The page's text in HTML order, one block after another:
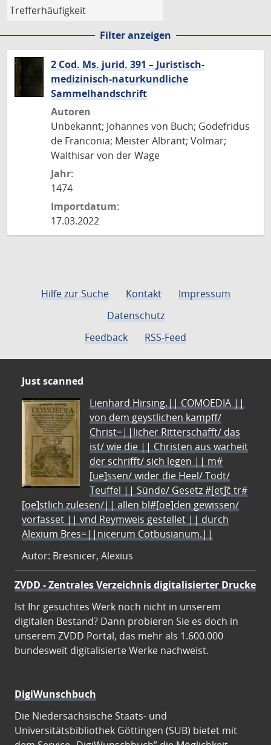
Filter anzeigen
2 Cod. Ms. jurid. 391 – Juristisch-
medizinisch-naturkundliche
Sammelhandschrift
Autoren
Unbekannt; Johannes von Buch; Godefridus
de Franconia; Meister Albrant; Volmar;
Walthisar von der Wage
Jahr:
1474
Importdatum:
17.03.2022
Hilfe zur Suche Kontakt
Impressum
Datenschutz
Feedback
RSS-Feed
Just scanned
Lienhard Hirsing.|| COMOEDIA ||
von dem geystlichen kampff/
Christ=||licher Ritterschafft/ das
ist/ wie die || Christen aus warheit
der schrifft/ sich legen || m#
[ue]ssen/ wider die Heel/ Todt/
Teuffel || Sünde/ Gesetz #[et]c̃ tr#
[oe]stlich zulesen/|| allen bl#[oe]den gewissen/
vorfasset || vnd Reymweis gestellet || durch
Alexium Bres=||nicerum Cotbusianum.||
Autor: Bresnicer, Alexius
ZVDD - Zentrales Verzeichnis digitalisierter Drucke
Ist Ihr gesuchtes Werk noch nicht in unserem
digitalen Bestand? Dann probieren Sie es doch in
unserem ZVDD Portal, das mehr als 1.600.000
bundesweit digitalisierte Werke nachweist.
DigiWunschbuch
Die Niedersächsische Staats- und
Universitätsbibliothek Göttingen (SUB) bietet mit